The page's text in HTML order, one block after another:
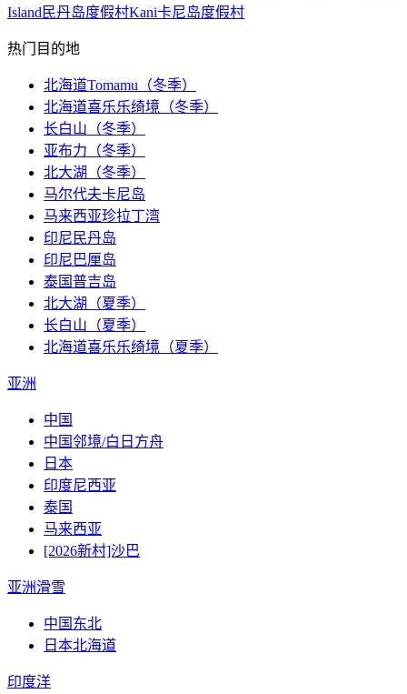
Island民丹岛度假村Kani卡尼岛度假村
热门目的地
北海道Tomamu（冬季）
北海道喜乐乐绮境（冬季）
长白山（冬季）
亚布力（冬季）
北大湖（冬季）
马尔代夫卡尼岛
马来西亚珍拉丁湾
印尼民丹岛
印尼巴厘岛
泰国普吉岛
北大湖（夏季）
长白山（夏季）
北海道喜乐乐绮境（夏季）
亚洲
中国
中国邻境/白日方舟
日本
印度尼西亚
泰国
马来西亚
[2026新村]沙巴
亚洲滑雪
中国东北
日本北海道
印度洋